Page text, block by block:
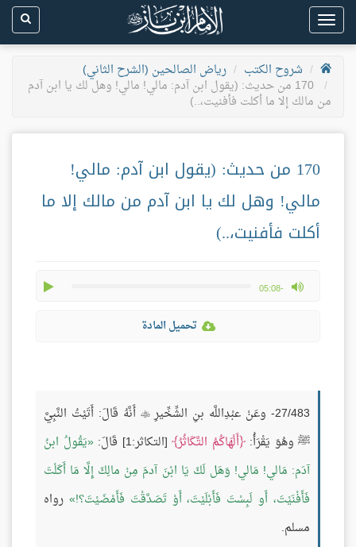
Toggle
navigation
شروح الكتب
رياض الصالحين (الشرح الثاني)
170 من حديث: (يقول ابن آدم: مالي! مالي! وهل لك يا ابن آدم
من مالك إلا ما أكلت فأفنيت،..)
170 من حديث: (يقول ابن آدم: مالي!
مالي! وهل لك يا ابن آدم من مالك إلا ما
أكلت فأفنيت،..)
-05:08
max volume
تحميل المادة
27/483- وعَنْ عبْدِاللَّه بنِ الشِّخِّيرِ  أَنَّهُ قَالَ: أَتَيْتُ النَّبِيَّ
ﷺ وهُوَ يَقْرَأُ: أَلْهَاكُمُ التَّكَاثُرُ [التكاثر:1] قَالَ:
يَقُولُ ابنُ
آدَم: مَالي! مَالي! وَهَل لَكَ يَا ابْنَ آدمَ مِنْ مالِكَ إِلَّا مَا أَكَلْتَ
فَأَفْنَيْتَ، أَو لَبِسْتَ فَأَبْلَيْتَ، أَوْ تَصَدَّقْتَ فَأَمْضَيْتَ؟! رواه
مسلم.